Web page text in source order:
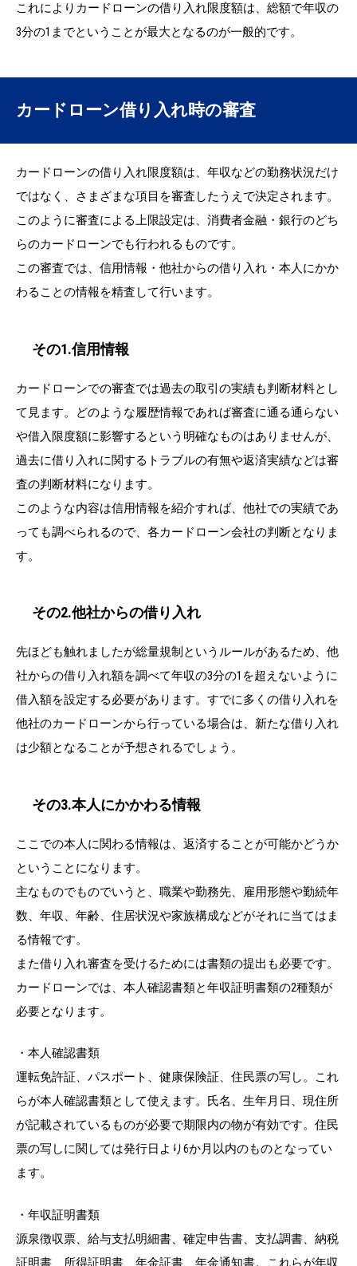
これによりカードローンの借り入れ限度額は、総額で年収の
3分の1までということが最大となるのが一般的です。
カードローン借り入れ時の審査
カードローンの借り入れ限度額は、年収などの勤務状況だけ
ではなく、さまざまな項目を審査したうえで決定されます。
このように審査による上限設定は、消費者金融・銀行のどち
らのカードローンでも行われるものです。
この審査では、信用情報・他社からの借り入れ・本人にかか
わることの情報を精査して行います。
その1.信用情報
カードローンでの審査では過去の取引の実績も判断材料とし
て見ます。どのような履歴情報であれば審査に通る通らない
や借入限度額に影響するという明確なものはありませんが、
過去に借り入れに関するトラブルの有無や返済実績などは審
査の判断材料になります。
このような内容は信用情報を紹介すれば、他社での実績であ
っても調べられるので、各カードローン会社の判断となりま
す。
その2.他社からの借り入れ
先ほども触れましたが総量規制というルールがあるため、他
社からの借り入れ額を調べて年収の3分の1を超えないように
借入額を設定する必要があります。すでに多くの借り入れを
他社のカードローンから行っている場合は、新たな借り入れ
は少額となることが予想されるでしょう。
その3.本人にかかわる情報
ここでの本人に関わる情報は、返済することが可能かどうか
ということになります。
主なものでものでいうと、職業や勤務先、雇用形態や勤続年
数、年収、年齢、住居状況や家族構成などがそれに当てはま
る情報です。
また借り入れ審査を受けるためには書類の提出も必要です。
カードローンでは、本人確認書類と年収証明書類の2種類が
必要となります。
・本人確認書類
運転免許証、パスポート、健康保険証、住民票の写し。これ
らが本人確認書類として使えます。氏名、生年月日、現住所
が記載されているものが必要で期限内の物が有効です。住民
票の写しに関しては発行日より6か月以内のものとなってい
ます。
・年収証明書類
源泉徴収票、給与支払明細書、確定申告書、支払調書、納税
証明書、所得証明書、年金証書、年金通知書。これらが年収